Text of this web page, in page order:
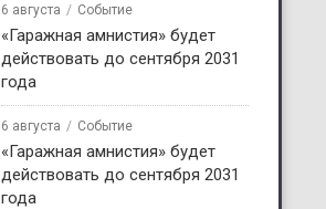
6 августа Событие
«Гаражная амнистия» будет
действовать до сентября 2031
года
6 августа Событие
«Гаражная амнистия» будет
действовать до сентября 2031
года